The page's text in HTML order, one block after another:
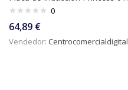
0
64,89 €
Vendedor: Centrocomercialdigital